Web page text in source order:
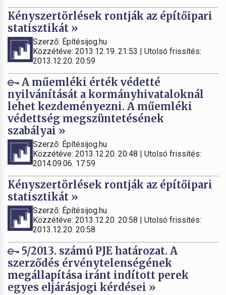
Kényszertörlések rontják az építőipari
statisztikát »
Szerző: Építésijog.hu
Közzétéve: 2013.12.19. 21:53 | Utolsó frissítés:
2013.12.20. 20:59
A műemléki érték védetté
nyilvánítását a kormányhivataloknál
lehet kezdeményezni. A műemléki
védettség megszüntetésének
szabályai »
Szerző: Építésijog.hu
Közzétéve: 2013.12.20. 20:48 | Utolsó frissítés:
2014.09.06. 17:59
Kényszertörlések rontják az építőipari
statisztikát »
Szerző: Építésijog.hu
Közzétéve: 2013.12.20. 20:58 | Utolsó frissítés:
2013.12.20. 20:58
5/2013. számú PJE határozat. A
szerződés érvénytelenségének
megállapítása iránt indított perek
egyes eljárásjogi kérdései »